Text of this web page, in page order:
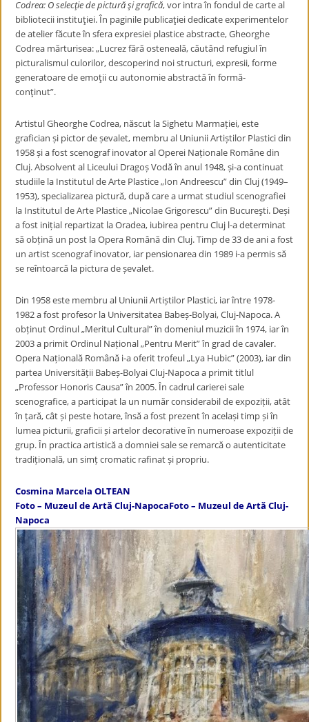
Codrea: O selecţie de pictură şi grafică, vor intra în fondul de carte al
bibliotecii instituţiei. În paginile publicaţiei dedicate experimentelor
de atelier făcute în sfera expresiei plastice abstracte, Gheorghe
Codrea mărturisea: „Lucrez fără osteneală, căutând refugiul în
picturalismul culorilor, descoperind noi structuri, expresii, forme
generatoare de emoţii cu autonomie abstractă în formă-
conţinut”.
Artistul Gheorghe Codrea, născut la Sighetu Marmației, este
grafician și pictor de șevalet, membru al Uniunii Artiștilor Plastici din
1958 și a fost scenograf inovator al Operei Naționale Române din
Cluj. Absolvent al Liceului Dragoș Vodă în anul 1948, și-a continuat
studiile la Institutul de Arte Plastice „Ion Andreescu” din Cluj (1949–
1953), specializarea pictură, după care a urmat studiul scenografiei
la Institutul de Arte Plastice „Nicolae Grigorescu” din Bucureşti. Deși
a fost inițial repartizat la Oradea, iubirea pentru Cluj l-a determinat
să obțină un post la Opera Română din Cluj. Timp de 33 de ani a fost
un artist scenograf inovator, iar pensionarea din 1989 i-a permis să
se reîntoarcă la pictura de șevalet.
Din 1958 este membru al Uniunii Artiștilor Plastici, iar între 1978-
1982 a fost profesor la Universitatea Babeș-Bolyai, Cluj-Napoca. A
obținut Ordinul „Meritul Cultural” în domeniul muzicii în 1974, iar în
2003 a primit Ordinul Național „Pentru Merit” în grad de cavaler.
Opera Națională Română i-a oferit trofeul „Lya Hubic” (2003), iar din
partea Universității Babeș-Bolyai Cluj-Napoca a primit titlul
„Professor Honoris Causa” în 2005. În cadrul carierei sale
scenografice, a participat la un număr considerabil de expoziții, atât
în țară, cât și peste hotare, însă a fost prezent în același timp și în
lumea picturii, graficii și artelor decorative în numeroase expoziții de
grup. În practica artistică a domniei sale se remarcă o autenticitate
tradițională, un simț cromatic rafinat și propriu.
Cosmina Marcela OLTEAN
Foto – Muzeul de Artă Cluj-NapocaFoto – Muzeul de Artă Cluj-
Napoca